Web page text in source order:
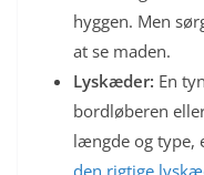
hyggen. Men
at se maden.
Lyskæder: En
bordløberen
længde og type,